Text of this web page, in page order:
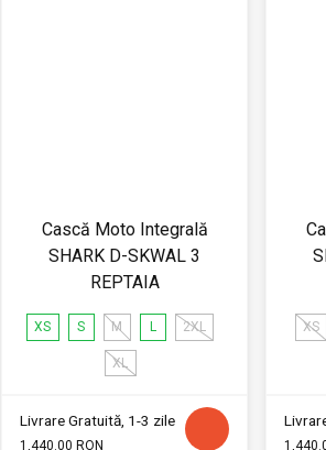
Cască Moto Integrală
SHARK D-SKWAL 3
REPTAIA
XS S M L 2XL
XL
Livrare Gratuită, 1-3 zile
1,440.00 RON
XS